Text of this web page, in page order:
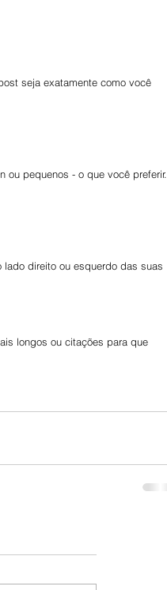
seja exatamente como você
ou pequenos - o que você preferir.
direito ou esquerdo das suas
longos ou citações para que